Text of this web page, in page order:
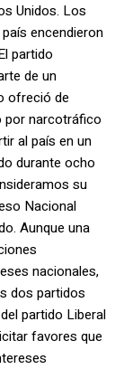
Unidos. Los
encendieron
partido
de un
ofreció de
por narcotráfico
al país en un
durante ocho
su
Nacional
Aunque una
nacionales,
dos partidos
partido Liberal
favores que